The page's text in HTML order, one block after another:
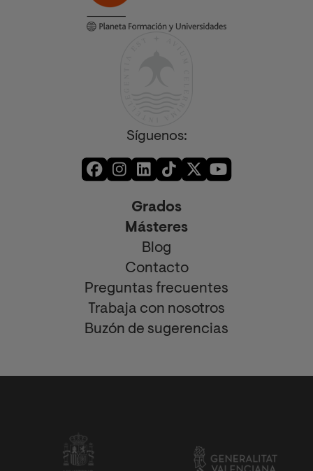
Síguenos:
Grados
Másteres
Blog
Contacto
Preguntas frecuentes
Trabaja con nosotros
Buzón de sugerencias